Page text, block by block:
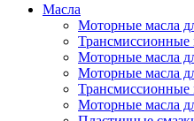
Масла
Моторные масла
Трансмиссионные
Моторные масла
Моторные масла
Трансмиссионные
Моторные масла